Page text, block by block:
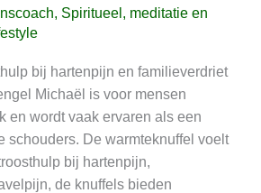
, Spiritueel, meditatie en
bij hartenpijn en familieverdriet
Michaël is voor mensen
en wordt vaak ervaren als een
schouders. De warmteknuffel voelt
bij hartenpijn,
de knuffels bieden